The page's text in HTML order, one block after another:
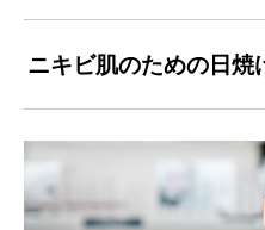
ニキビ肌のための日焼